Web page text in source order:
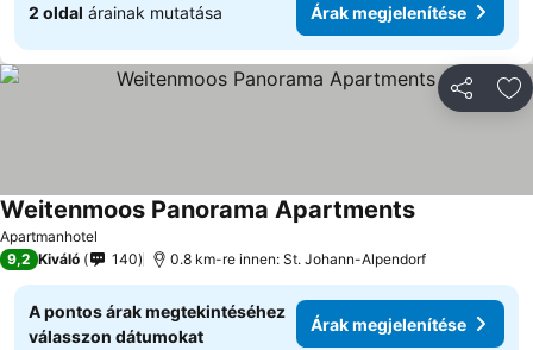
2 oldal árainak mutatása Árak megjelenítése
Apartmanhotel
Weitenmoos Panorama Apartments
9,2 Kiváló 140 0.8 km-re innen: St. Johann-Alpendorf
A pontos árak megtekintéséhez
válasszon dátumokat
Árak megjelenítése